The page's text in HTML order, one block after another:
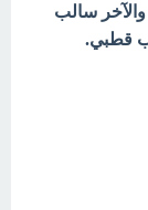
سالب
قطبي.